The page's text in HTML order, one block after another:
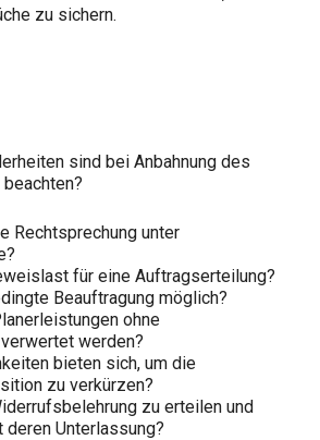
zu sichern.
sind bei Anbahnung des
Rechtsprechung unter
für eine Auftragserteilung?
Beauftragung möglich?
ohne
werden?
bieten sich, um die
zu verkürzen?
zu erteilen und
deren Unterlassung?